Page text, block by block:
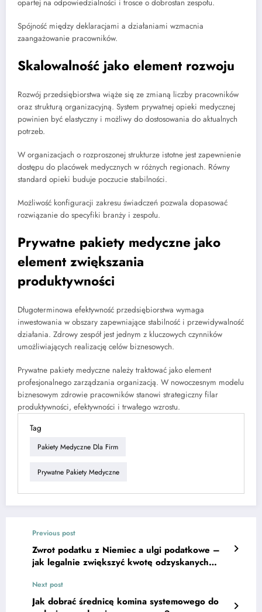
opartej na odpowiedzialności i trosce o dobrostan zespołu.
Spójność między deklaracjami a działaniami wzmacnia
zaangażowanie pracowników.
Skalowalność jako element rozwoju
Rozwój przedsiębiorstwa wiąże się ze zmianą liczby pracowników
oraz strukturą organizacyjną. System prywatnej opieki medycznej
powinien być elastyczny i możliwy do dostosowania do aktualnych
potrzeb.
W organizacjach o rozproszonej strukturze istotne jest zapewnienie
dostępu do placówek medycznych w różnych regionach. Równy
standard opieki buduje poczucie stabilności.
Możliwość konfiguracji zakresu świadczeń pozwala dopasować
rozwiązanie do specyfiki branży i zespołu.
Prywatne pakiety medyczne jako
element zwiększania
produktywności
Długoterminowa efektywność przedsiębiorstwa wymaga
inwestowania w obszary zapewniające stabilność i przewidywalność
działania. Zdrowy zespół jest jednym z kluczowych czynników
umożliwiających realizację celów biznesowych.
Prywatne pakiety medyczne należy traktować jako element
profesjonalnego zarządzania organizacją. W nowoczesnym modelu
biznesowym zdrowie pracowników stanowi strategiczny filar
produktywności, efektywności i trwałego wzrostu.
Tag
Pakiety Medyczne Dla Firm
Prywatne Pakiety Medyczne
Previous post
Zwrot podatku z Niemiec a ulgi podatkowe –
jak legalnie zwiększyć kwotę odzyskanych
Next post
Jak dobrać średnicę komina systemowego do